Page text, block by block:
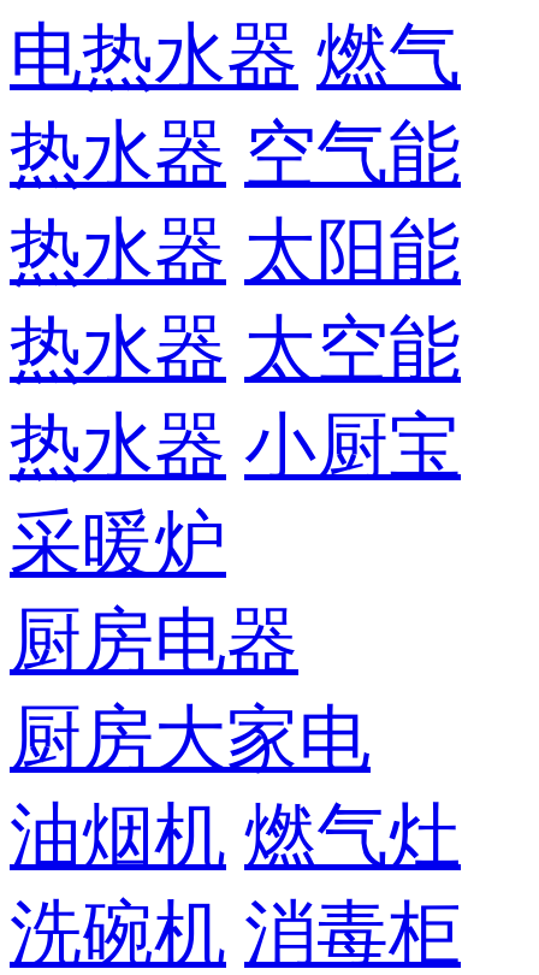
电热水器 燃气
热水器 空气能
热水器 太阳能
热水器 太空能
热水器 小厨宝
采暖炉
厨房电器
厨房大家电
油烟机 燃气灶
洗碗机 消毒柜